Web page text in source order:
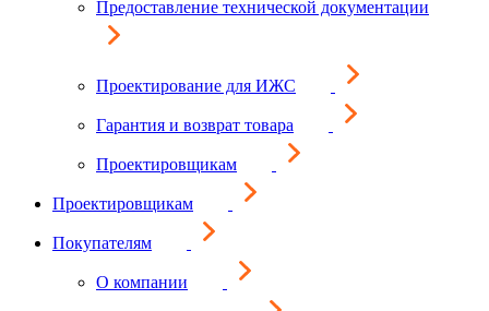
Предоставление технической документации
Проектирование для ИЖС
Гарантия и возврат товара
Проектировщикам
Проектировщикам
Покупателям
О компании